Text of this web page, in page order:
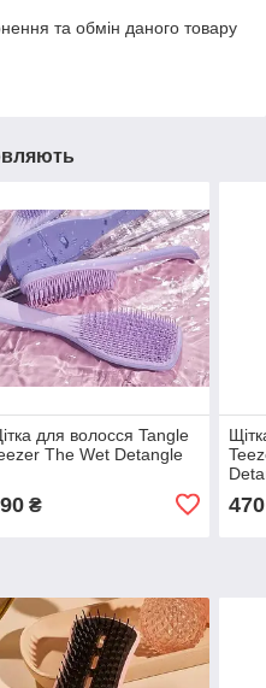
та обмін даного товару
для волосся Tangle
The Wet Detangle
₴ 470